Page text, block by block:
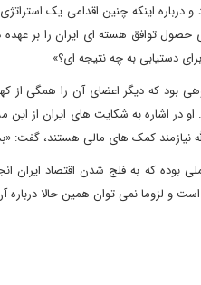
درباره اینکه چنین اقدامی یک
حصول توافق هسته ای ایران را بر
دستیابی به چه نتیجه ای؟»
بود که دیگر اعضای آن را همگی از
در اشاره به شکایت های ایران از
کمک های مالی هستند، گفت:
بوده که به فلج شدن اقتصاد ایران
و لزوما نمی توان همین حالا درباره